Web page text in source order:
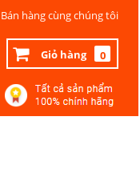
Bán hàng cùng chúng tôi
Giỏ hàng 0